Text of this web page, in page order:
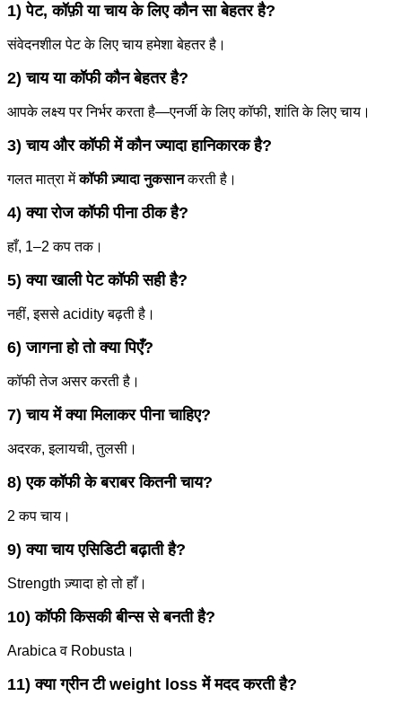
1) पेट, कॉफ़ी या चाय के लिए कौन सा बेहतर है?
संवेदनशील पेट के लिए चाय हमेशा बेहतर है।
2) चाय या कॉफी कौन बेहतर है?
आपके लक्ष्य पर निर्भर करता है—एनर्जी के लिए कॉफी, शांति के लिए चाय।
3) चाय और कॉफी में कौन ज्यादा हानिकारक है?
गलत मात्रा मेंकॉफी ज़्यादा नुकसानकरती है।
4) क्या रोज कॉफी पीना ठीक है?
हाँ, 1–2 कप तक।
5) क्या खाली पेट कॉफी सही है?
नहीं, इससे acidity बढ़ती है।
6) जागना हो तो क्या पिएँ?
कॉफी तेज असर करती है।
7) चाय में क्या मिलाकर पीना चाहिए?
अदरक, इलायची, तुलसी।
8) एक कॉफी के बराबर कितनी चाय?
2 कप चाय।
9) क्या चाय एसिडिटी बढ़ाती है?
Strength ज़्यादा हो तो हाँ।
10) कॉफी किसकी बीन्स से बनती है?
Arabica व Robusta।
11) क्या ग्रीन टी weight loss में मदद करती है?